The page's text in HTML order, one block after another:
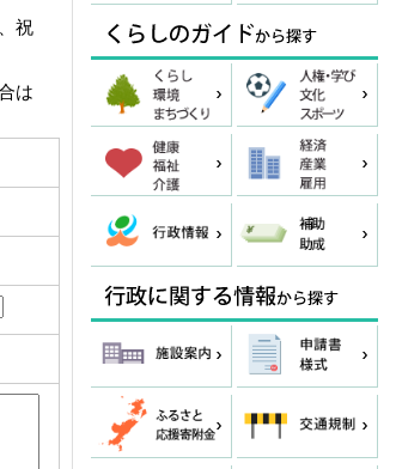
祝
は